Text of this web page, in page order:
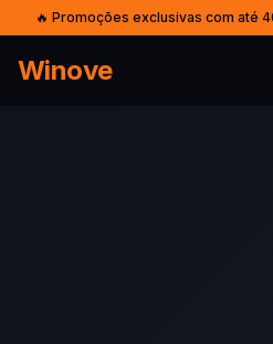
🔥 Promoções exclusivas com até
Winove